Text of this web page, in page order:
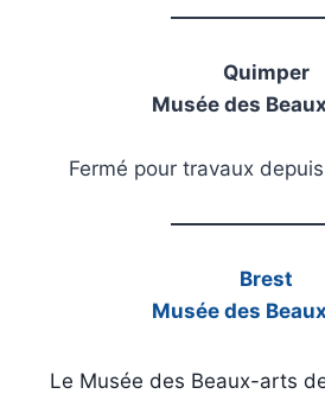
Quimper
Musée des
Fermé pour travaux
Brest
Musée des
Le Musée des Beaux-arts